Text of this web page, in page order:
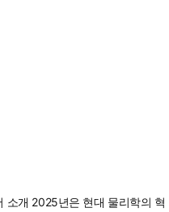
개 2025년은 현대 물리학의 혁